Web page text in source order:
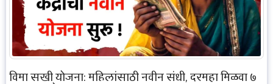
विमा सखी योजना: महिलांसाठी नवीन संधी, दरमहा मिळवा ७